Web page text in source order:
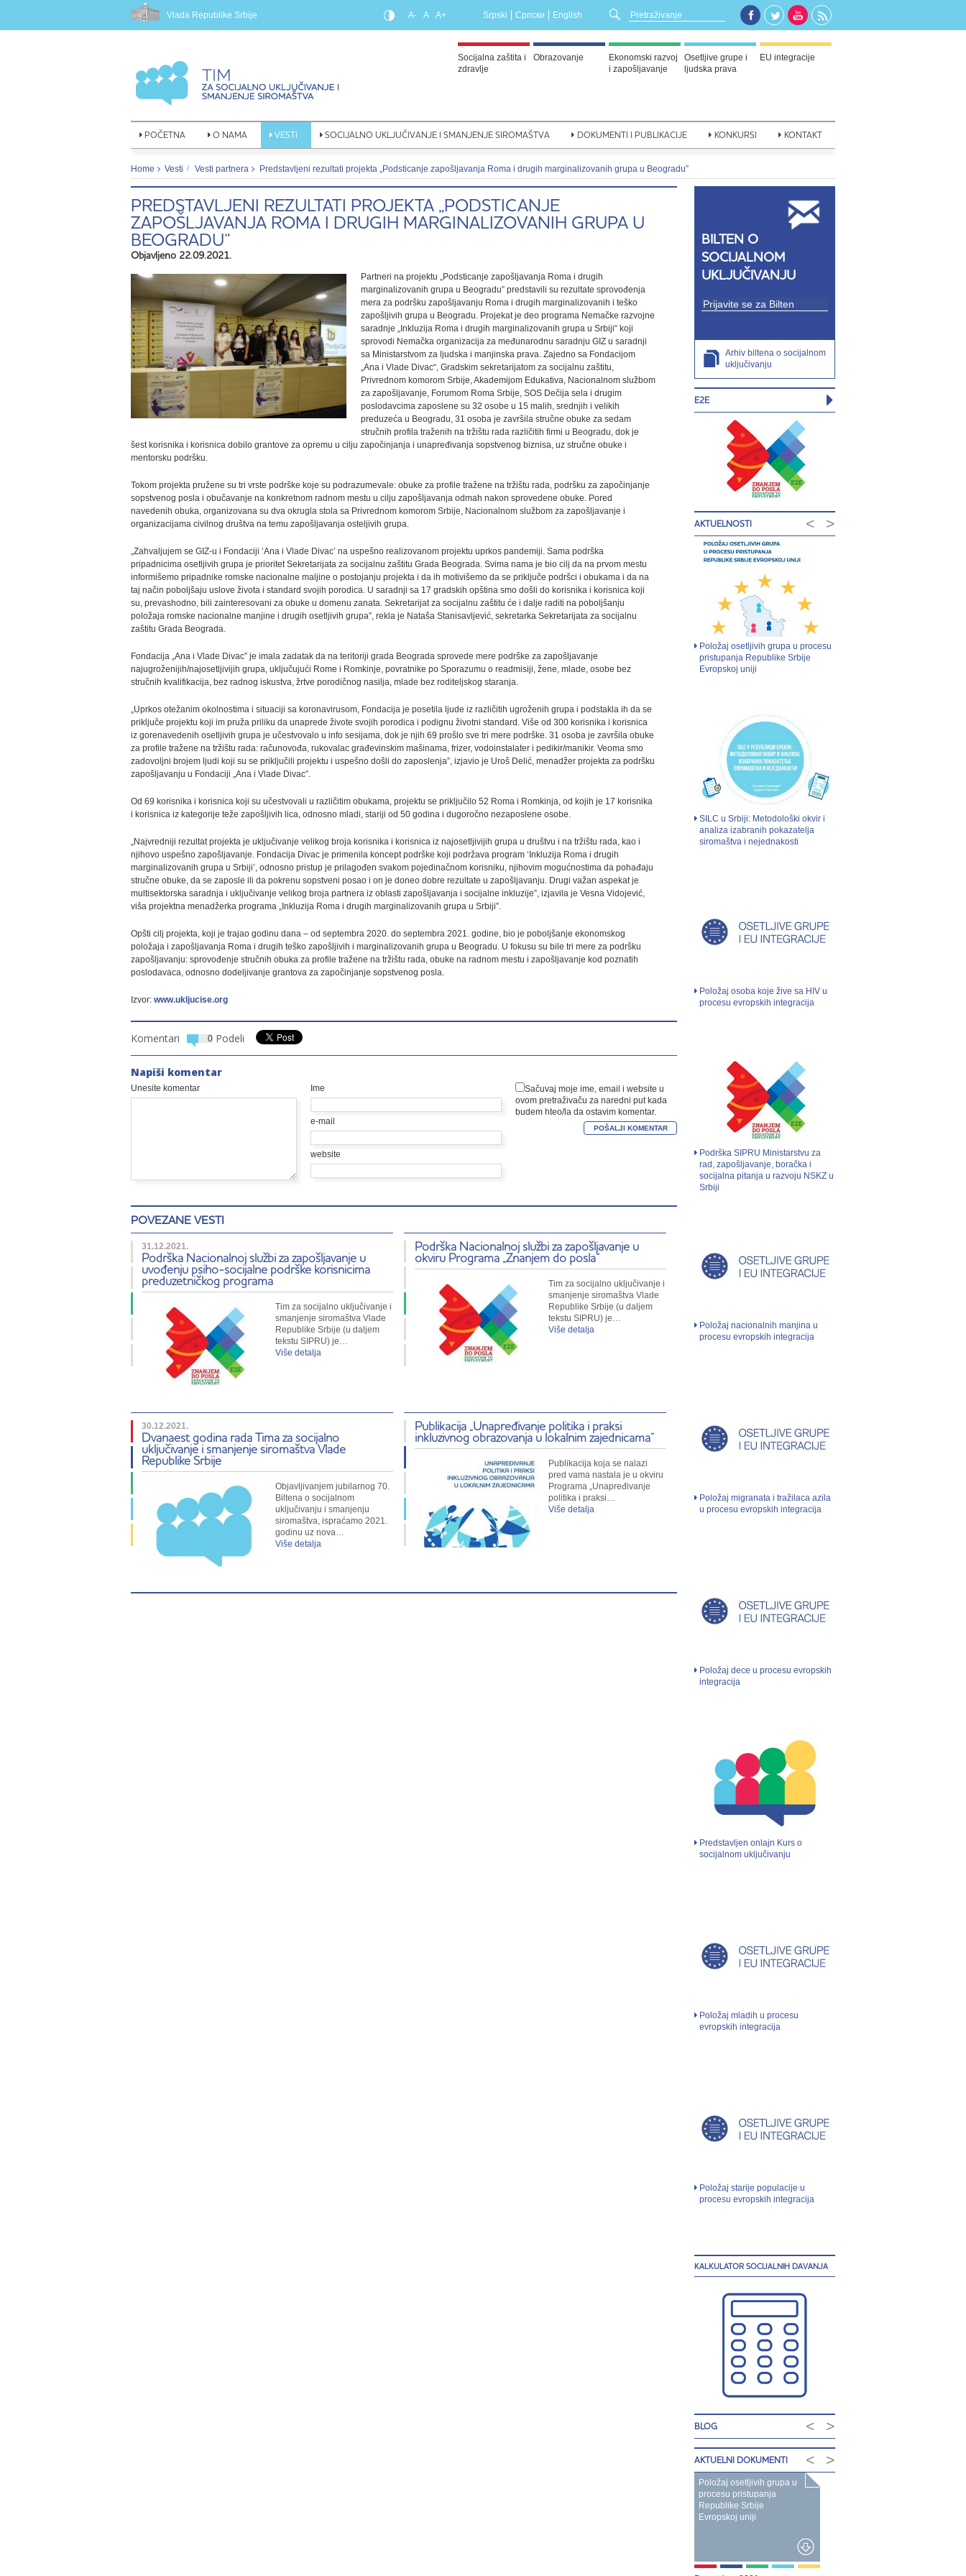
Vlada Republike Srbije A- A A+ Srpski Српски English
Socijalna zaštita i
zdravlje
Obrazovanje
Ekonomski razvoj
i zapošljavanje
Osetljive grupe i
ljudska prava
EU integracije
POČETNA O NAMA VESTI SOCIJALNO UKLJUČIVANJE I SMANJENJE SIROMAŠTVA DOKUMENTI I PUBLIKACIJE KONKURSI KONTAKT
Home Vesti Vesti partnera Predstavljeni rezultati projekta „Podsticanje zapošljavanja Roma i drugih marginalizovanih grupa u Beogradu”
PREDSTAVLJENI REZULTATI PROJEKTA „PODSTICANJE
ZAPOŠLJAVANJA ROMA I DRUGIH MARGINALIZOVANIH GRUPA U
BEOGRADU”
Objavljeno 22.09.2021.
Partneri na projektu „Podsticanje zapošljavanja Roma i drugih
marginalizovanih grupa u Beogradu” predstavili su rezultate sprovođenja
mera za podršku zapošljavanju Roma i drugih marginalizovanih i teško
zapošljivih grupa u Beogradu. Projekat je deo programa Nemačke razvojne
saradnje „Inkluzija Roma i drugih marginalizovanih grupa u Srbiji“ koji
sprovodi Nemačka organizacija za međunarodnu saradnju GIZ u saradnji
sa Ministarstvom za ljudska i manjinska prava. Zajedno sa Fondacijom
„Ana i Vlade Divac“, Gradskim sekretarijatom za socijalnu zaštitu,
Privrednom komorom Srbije, Akademijom Edukativa, Nacionalnom službom
za zapošljavanje, Forumom Roma Srbije, SOS Dečija sela i drugim
poslodavcima zaposlene su 32 osobe u 15 malih, srednjih i velikih
preduzeća u Beogradu, 31 osoba je završila stručne obuke za sedam
stručnih profila traženih na tržištu rada različitih firmi u Beogradu, dok je
šest korisnika i korisnica dobilo grantove za opremu u cilju započinjanja i unapređivanja sopstvenog biznisa, uz stručne obuke i
mentorsku podršku.
Tokom projekta pružene su tri vrste podrške koje su podrazumevale: obuke za profile tražene na tržištu rada, podršku za započinjanje
sopstvenog posla i obučavanje na konkretnom radnom mestu u cilju zapošljavanja odmah nakon sprovedene obuke. Pored
navedenih obuka, organizovana su dva okrugla stola sa Privrednom komorom Srbije, Nacionalnom službom za zapošljavanje i
organizacijama civilnog društva na temu zapošljavanja osteljivih grupa.
„Zahvaljujem se GIZ-u i Fondaciji ‘Ana i Vlade Divac’ na uspešno realizovanom projektu uprkos pandemiji. Sama podrška
pripadnicima osetljivih grupa je prioritet Sekretarijata za socijalnu zaštitu Grada Beograda. Svima nama je bio cilj da na prvom mestu
informišemo pripadnike romske nacionalne maljine o postojanju projekta i da ih motivišemo da se priključe podršci i obukama i da na
taj način poboljšaju uslove života i standard svojih porodica. U saradnji sa 17 gradskih opština smo došli do korisnika i korisnica koji
su, prevashodno, bili zainteresovani za obuke u domenu zanata. Sekretarijat za socijalnu zaštitu će i dalje raditi na poboljšanju
položaja romske nacionalne manjine i drugih osetljivih grupa”, rekla je Nataša Stanisavljević, sekretarka Sekretarijata za socijalnu
zaštitu Grada Beograda.
Fondacija „Ana i Vlade Divac” je imala zadatak da na teritoriji grada Beograda sprovede mere podrške za zapošljavanje
najugroženijih/najosetljivijih grupa, uključujući Rome i Romkinje, povratnike po Sporazumu o readmisiji, žene, mlade, osobe bez
stručnih kvalifikacija, bez radnog iskustva, žrtve porodičnog nasilja, mlade bez roditeljskog staranja.
„Uprkos otežanim okolnostima i situaciji sa koronavirusom, Fondacija je posetila ljude iz različitih ugroženih grupa i podstakla ih da se
priključe projektu koji im pruža priliku da unaprede živote svojih porodica i podignu životni standard. Više od 300 korisnika i korisnica
iz gorenavedenih osetljivih grupa je učestvovalo u info sesijama, dok je njih 69 prošlo sve tri mere podrške. 31 osoba je završila obuke
za profile tražene na tržištu rada: računovođa, rukovalac građevinskim mašinama, frizer, vodoinstalater i pedikir/manikir. Veoma smo
zadovoljni brojem ljudi koji su se priključili projektu i uspešno došli do zaposlenja”, izjavio je Uroš Delić, menadžer projekta za podršku
zapošljavanju u Fondaciji „Ana i Vlade Divac”.
Od 69 korisnika i korisnica koji su učestvovali u različitim obukama, projektu se priključilo 52 Roma i Romkinja, od kojih je 17 korisnika
i korisnica iz kategorije teže zapošljivih lica, odnosno mladi, stariji od 50 godina i dugoročno nezaposlene osobe.
„Najvredniji rezultat projekta je uključivanje velikog broja korisnika i korisnica iz najosetljivijih grupa u društvu i na tržištu rada, kao i
njihovo uspešno zapošljavanje. Fondacija Divac je primenila koncept podrške koji podržava program ‘Inkluzija Roma i drugih
marginalizovanih grupa u Srbiji’, odnosno pristup je prilagođen svakom pojedinačnom korisniku, njihovim mogućnostima da pohađaju
stručne obuke, da se zaposle ili da pokrenu sopstveni posao i on je doneo dobre rezultate u zapošljavanju. Drugi važan aspekat je
multisektorska saradnja i uključivanje velikog broja partnera iz oblasti zapošljavanja i socijalne inkluzije”, izjavila je Vesna Vidojević,
viša projektna menadžerka programa „Inkluzija Roma i drugih marginalizovanih grupa u Srbiji”.
Opšti cilj projekta, koji je trajao godinu dana – od septembra 2020. do septembra 2021. godine, bio je poboljšanje ekonomskog
položaja i zapošljavanja Roma i drugih teško zapošljivih i marginalizovanih grupa u Beogradu. U fokusu su bile tri mere za podršku
zapošljavanju: sprovođenje stručnih obuka za profile tražene na tržištu rada, obuke na radnom mestu i zapošljavanje kod poznatih
poslodavaca, odnosno dodeljivanje grantova za započinjanje sopstvenog posla.
Izvor: www.ukljucise.org
Komentari 0 Podeli
Napiši komentar
Unesite komentar Ime
e-mail
website
Sačuvaj moje ime, email i website u
ovom pretraživaču za naredni put kada
budem hteo/la da ostavim komentar.
POVEZANE VESTI
31.12.2021.
Podrška Nacionalnoj službi za zapošljavanje u
uvođenju psiho-socijalne podrške korisnicima
preduzetničkog programa
Tim za socijalno uključivanje i
smanjenje siromaštva Vlade
Republike Srbije (u daljem
tekstu SIPRU) je…
Više detalja
Podrška Nacionalnoj službi za zapošljavanje u
okviru Programa „Znanjem do posla“
Tim za socijalno uključivanje i
smanjenje siromaštva Vlade
Republike Srbije (u daljem
tekstu SIPRU) je…
Više detalja
30.12.2021.
Dvanaest godina rada Tima za socijalno
uključivanje i smanjenje siromaštva Vlade
Republike Srbije
Objavljivanjem jubilarnog 70.
Biltena o socijalnom
uključivanju i smanjenju
siromaštva, ispraćamo 2021.
godinu uz nova…
Više detalja
Publikacija „Unapređivanje politika i praksi
inkluzivnog obrazovanja u lokalnim zajednicama”
Publikacija koja se nalazi
pred vama nastala je u okviru
Programa „Unapređivanje
politika i praksi…
Više detalja
BILTEN O
SOCIJALNOM
UKLJUČIVANJU
Arhiv biltena o socijalnom
uključivanju
E2E
AKTUELNOSTI >
<
Položaj osetljivih grupa u procesu
pristupanja Republike Srbije
Evropskoj uniji
SILC u Srbiji: Metodološki okvir i
analiza izabranih pokazatelja
siromaštva i nejednakosti
Položaj osoba koje žive sa HIV u
procesu evropskih integracija
Podrška SIPRU Ministarstvu za
rad, zapošljavanje, boračka i
socijalna pitanja u razvoju NSKZ u
Srbiji
Položaj nacionalnih manjina u
procesu evropskih integracija
Položaj migranata i tražilaca azila
u procesu evropskih integracija
Položaj dece u procesu evropskih
integracija
Predstavljen onlajn Kurs o
socijalnom uključivanju
Položaj mladih u procesu
evropskih integracija
Položaj starije populacije u
procesu evropskih integracija
KALKULATOR SOCIJALNIH DAVANJA
BLOG >
<
AKTUELNI DOKUMENTI >
<
Položaj osetljivih grupa u
procesu pristupanja
Republike Srbije
Evropskoj uniji